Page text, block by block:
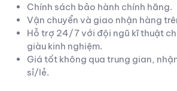
Chính sách bảo hành chính hãng.
Vận chuyển và giao nhận hàng
Hỗ trợ 24/7 với đội ngũ kĩ thuật
giàu kinh nghiệm.
Giá tốt không qua trung gian,
sỉ/lẻ.